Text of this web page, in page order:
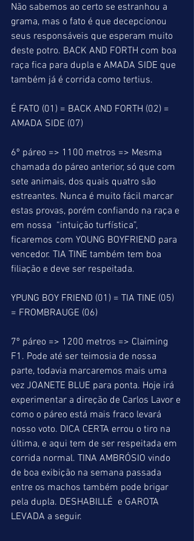
Não sabemos ao certo se estranhou a
grama, mas o fato é que decepcionou
seus responsáveis que esperam muito
deste potro. BACK AND FORTH com boa
raça fica para dupla e AMADA SIDE que
também já é corrida como tertius.
É FATO (01) = BACK AND FORTH (02) =
AMADA SIDE (07)
6º páreo => 1100 metros => Mesma
chamada do páreo anterior, só que com
sete animais, dos quais quatro são
estreantes. Nunca é muito fácil marcar
estas provas, porém confiando na raça e
em nossa  “intuição turfística”,
ficaremos com YOUNG BOYFRIEND para
vencedor. TIA TINE também tem boa
filiação e deve ser respeitada.
YPUNG BOY FRIEND (01) = TIA TINE (05)
= FROMBRAUGE (06)
7º páreo => 1200 metros => Claiming
F1. Pode até ser teimosia de nossa
parte, todavia marcaremos mais uma
vez JOANETE BLUE para ponta. Hoje irá
experimentar a direção de Carlos Lavor e
como o páreo está mais fraco levará
nosso voto. DICA CERTA errou o tiro na
última, e aqui tem de ser respeitada em
corrida normal. TINA AMBRÓSIO vindo
de boa exibição na semana passada
entre os machos também pode brigar
pela dupla. DESHABILLÉ  e GAROTA
LEVADA a seguir.